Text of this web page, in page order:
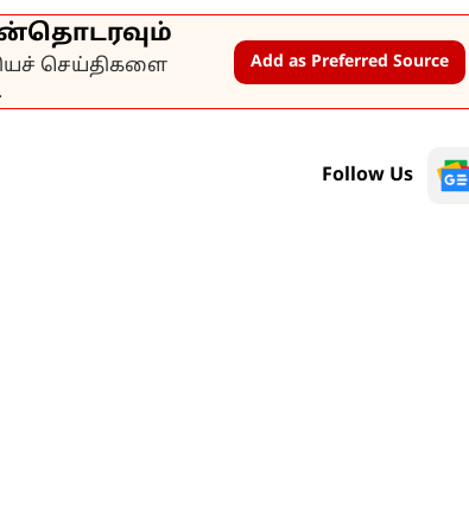
செய்திகளை
Add as Preferred Source
Follow Us